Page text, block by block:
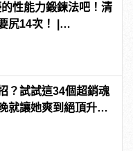
性能力鍛鍊法吧！清
尻14次！ |
？試試這34個超銷魂
就讓她爽到絕頂升